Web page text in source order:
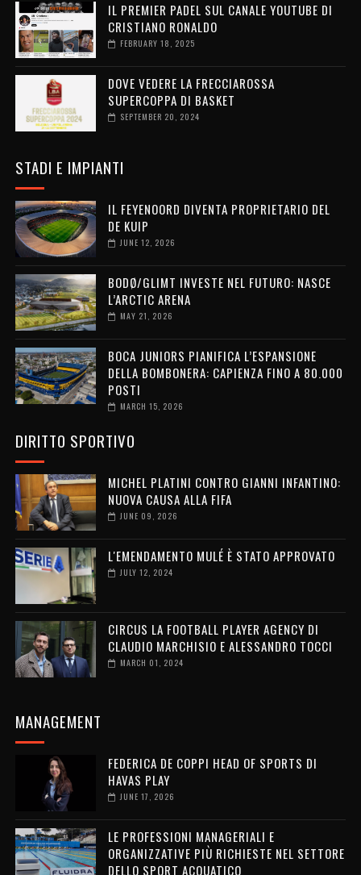
IL PREMIER PADEL SUL CANALE YOUTUBE DI
CRISTIANO RONALDO
FEBRUARY 18, 2025
DOVE VEDERE LA FRECCIAROSSA
SUPERCOPPA DI BASKET
SEPTEMBER 20, 2024
STADI E IMPIANTI
IL FEYENOORD DIVENTA PROPRIETARIO DEL
DE KUIP
JUNE 12, 2026
BODØ/GLIMT INVESTE NEL FUTURO: NASCE
L’ARCTIC ARENA
MAY 21, 2026
BOCA JUNIORS PIANIFICA L’ESPANSIONE
DELLA BOMBONERA: CAPIENZA FINO A 80.000
POSTI
MARCH 15, 2026
DIRITTO SPORTIVO
MICHEL PLATINI CONTRO GIANNI INFANTINO:
NUOVA CAUSA ALLA FIFA
JUNE 09, 2026
L'EMENDAMENTO MULÉ È STATO APPROVATO
JULY 12, 2024
CIRCUS LA FOOTBALL PLAYER AGENCY DI
CLAUDIO MARCHISIO E ALESSANDRO TOCCI
MARCH 01, 2024
MANAGEMENT
FEDERICA DE COPPI HEAD OF SPORTS DI
HAVAS PLAY
JUNE 17, 2026
LE PROFESSIONI MANAGERIALI E
ORGANIZZATIVE PIÙ RICHIESTE NEL SETTORE
DELLO SPORT ACQUATICO